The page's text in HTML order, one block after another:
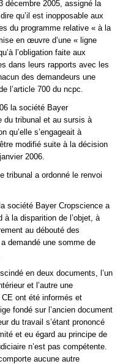
décembre 2005, assigné la
qu’il est inopposable aux
du programme relative « à la
en œuvre d’une « ligne
l’obligation faite aux
dans leurs rapports avec les
des demandeurs une
l’article 700 du ncpc.
la société Bayer
du tribunal et au sursis à
qu’elle s’engageait à
modifié suite à la décision
2006.
tribunal a ordonné le renvoi
société Bayer Cropscience a
à la disparition de l’objet, à
au débouté des
demandé une somme de
en deux documents, l’un
et l’autre une
ont été informés et
fondé sur l’ancien document
du travail s’étant prononcé
et eu égard au principe de
n’est pas compétente.
aucune autre